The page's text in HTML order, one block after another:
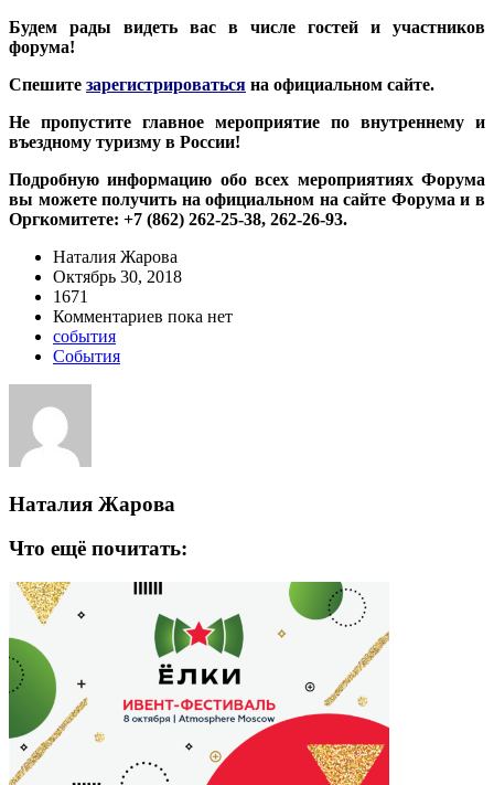
Будем рады видеть вас в числе гостей и участников
форума!
Спешите зарегистрироваться на официальном сайте.
Не пропустите главное мероприятие по внутреннему и
въездному туризму в России!
Подробную информацию обо всех мероприятиях Форума
вы можете получить на официальном на сайте Форума и в
Оргкомитете: +7 (862) 262-25-38, 262-26-93.
Наталия Жарова
Октябрь 30, 2018
1671
Комментариев пока нет
события
События
Наталия Жарова
Что ещё почитать: